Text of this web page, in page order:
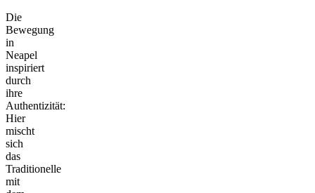
Die
Bewegung
in
Neapel
inspiriert
durch
ihre
Authentizität:
Hier
mischt
sich
das
Traditionelle
mit